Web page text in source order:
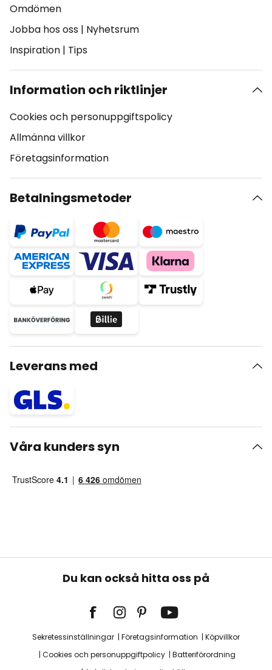
Omdömen
Jobba hos oss | Nyhetsrum
Inspiration | Tips
Information och riktlinjer
Cookies och personuppgiftspolicy
Allmänna villkor
Företagsinformation
Betalningsmetoder
Leverans med
Våra kunders syn
Du kan också hitta oss på
Sekretessinställningar Företagsinformation
Köpvillkor
Cookies och personuppgiftpolicy
Batteriförordning